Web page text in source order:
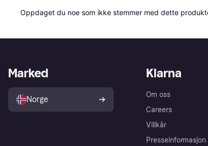
Oppdaget du noe som ikke stemmer med dette
Klarna
Om oss
Careers
Villkår
Presseinformasjon
Marked
Norge